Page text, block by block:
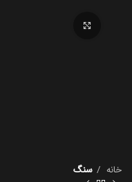
خانه سنگ